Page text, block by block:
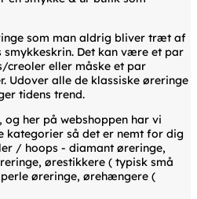
som man aldrig bliver træt af
smykkeskrin. Det kan være et par
creoler eller måske et par
Udover alle de klassiske øreringe
tidens trend.
her på webshoppen har vi
kategorier så det er nemt for dig
/ hoops - diamant øreringe,
ørestikkere ( typisk små
øreringe, ørehængere (